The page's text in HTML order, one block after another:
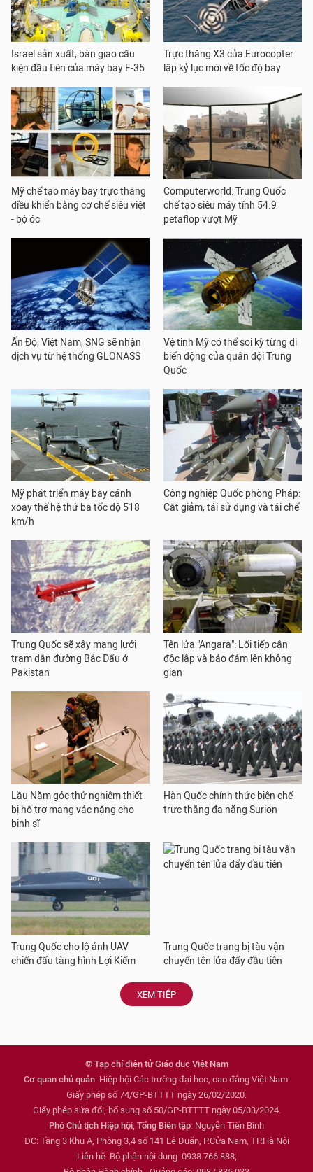
Israel sản xuất, bàn giao cấu
kiện đầu tiên của máy bay F-35
Trực thăng X3 của Eurocopter
lập kỷ lục mới về tốc độ bay
Mỹ chế tạo máy bay trực thăng
điều khiển bằng cơ chế siêu việt
- bộ óc
Computerworld: Trung Quốc
chế tạo siêu máy tính 54.9
petaflop vượt Mỹ
Ấn Độ, Việt Nam, SNG sẽ nhận
dịch vụ từ hệ thống GLONASS
Vệ tinh Mỹ có thể soi kỹ từng di
biến động của quân đội Trung
Quốc
Mỹ phát triển máy bay cánh
xoay thế hệ thứ ba tốc độ 518
km/h
Công nghiệp Quốc phòng Pháp:
Cắt giảm, tái sử dụng và tái chế
Trung Quốc sẽ xây mạng lưới
trạm dẫn đường Bắc Đẩu ở
Pakistan
Tên lửa "Angara": Lối tiếp cận
độc lập và bảo đảm lên không
gian
Lầu Năm góc thử nghiệm thiết
bị hỗ trợ mang vác nặng cho
binh sĩ
Hàn Quốc chính thức biên chế
trực thăng đa năng Surion
Trung Quốc cho lộ ảnh UAV
chiến đấu tàng hình Lợi Kiếm
Trung Quốc trang bị tàu vận
chuyển tên lửa đẩy đầu tiên
XEM TIẾP
© Tạp chí điện tử Giáo dục Việt Nam
Cơ quan chủ quản: Hiệp hội Các trường đại học, cao đẳng Việt Nam.
Giấy phép số 74/GP-BTTTT ngày 26/02/2020.
Giấy phép sửa đổi, bổ sung số 50/GP-BTTTT ngày 05/03/2024.
Phó Chủ tịch Hiệp hội, Tổng Biên tập: Nguyễn Tiến Bình
ĐC: Tầng 3 Khu A, Phòng 3,4 số 141 Lê Duẩn, P.Cửa Nam, TP.Hà Nội
Liên hệ: Bộ phận nội dung: 0938.766.888;